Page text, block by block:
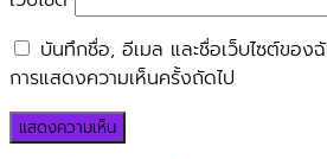
บันทึกชื่อ, อีเมล และชื่อเว็บไซต์ของ
การแสดงความเห็นครั้งถัดไป